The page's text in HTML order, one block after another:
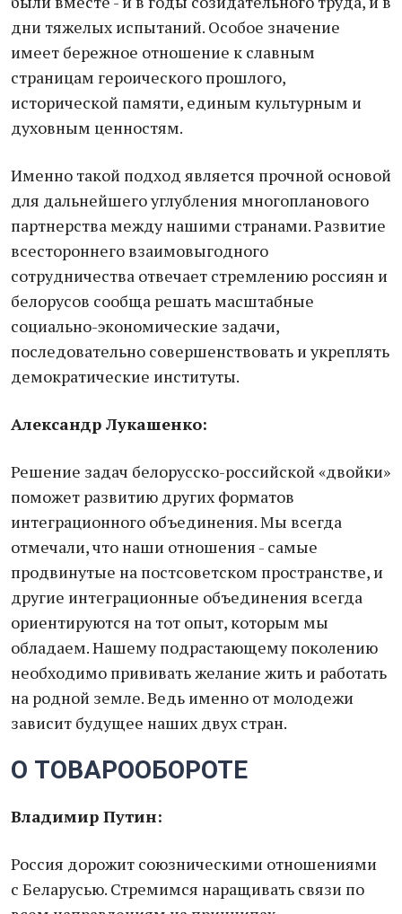
дни тяжелых испытаний. Особое значение
имеет бережное отношение к славным
страницам героического прошлого,
исторической памяти, единым культурным и
духовным ценностям.
Именно такой подход является прочной основой
для дальнейшего углубления многопланового
партнерства между нашими странами. Развитие
всестороннего взаимовыгодного
сотрудничества отвечает стремлению россиян и
белорусов сообща решать масштабные
социально-экономические задачи,
последовательно совершенствовать и укреплять
демократические институты.
Александр Лукашенко:
Решение задач белорусско-российской «двойки»
поможет развитию других форматов
интеграционного объединения. Мы всегда
отмечали, что наши отношения - самые
продвинутые на постсоветском пространстве, и
другие интеграционные объединения всегда
ориентируются на тот опыт, которым мы
обладаем. Нашему подрастающему поколению
необходимо прививать желание жить и работать
на родной земле. Ведь именно от молодежи
зависит будущее наших двух стран.
О ТОВАРООБОРОТЕ
Владимир Путин:
Россия дорожит союзническими отношениями
с Беларусью. Стремимся наращивать связи по